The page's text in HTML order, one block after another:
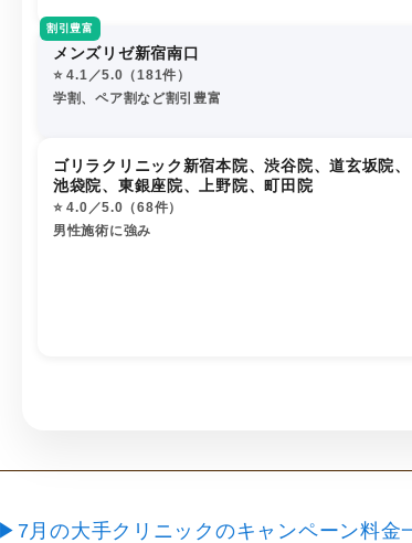
割引豊富
メンズリゼ新宿南口
⭐️ 4.1／5.0（181件）
学割、ペア割など割引豊富
ゴリラクリニック新宿本院、渋谷院、道玄坂院、
池袋院、東銀座院、上野院、町田院
⭐️ 4.0／5.0（68件）
男性施術に強み
▶7月の大手クリニックのキャンペーン料金